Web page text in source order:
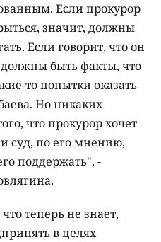
Если прокурор
значит, должны
Если говорит, что он
должны быть факты, что
то попытки оказать
Но никаких
что прокурор хочет
суд, по его мнению,
поддержать", -
теперь не знает,
в целях